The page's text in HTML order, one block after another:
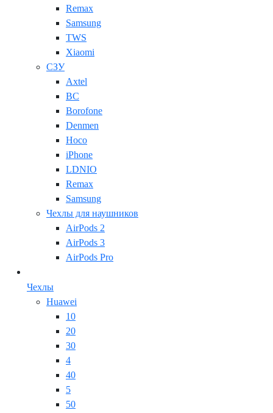
Remax
Samsung
TWS
Xiaomi
СЗУ
Axtel
BC
Borofone
Denmen
Hoco
iPhone
LDNIO
Remax
Samsung
Чехлы для наушников
AirPods 2
AirPods 3
AirPods Pro
Чехлы
Huawei
10
20
30
4
40
5
50